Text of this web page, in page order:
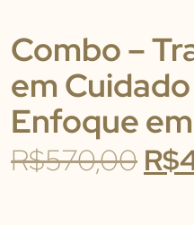
Combo –
em
Enfoque
R$570,00 R$